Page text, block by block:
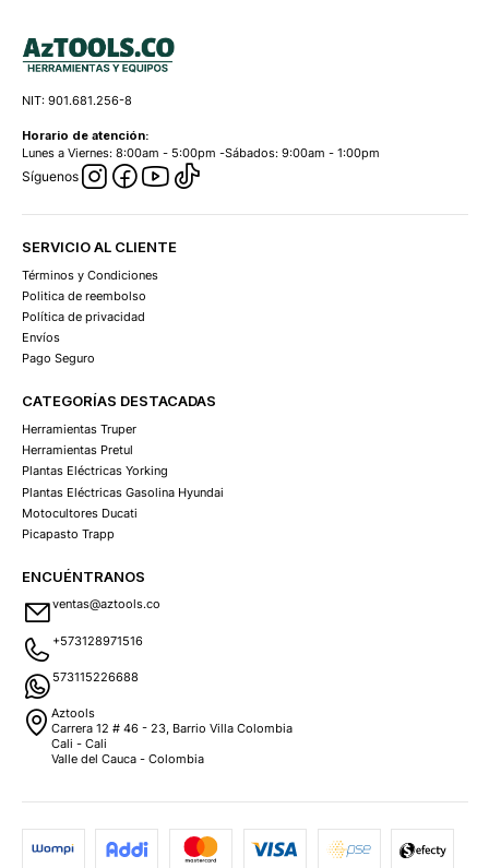
NIT: 901.681.256-8
Horario de atención:
Lunes a Viernes: 8:00am - 5:00pm -Sábados: 9:00am - 1:00pm
Síguenos
SERVICIO AL CLIENTE
Términos y Condiciones
Politica de reembolso
Política de privacidad
Envíos
Pago Seguro
CATEGORÍAS DESTACADAS
Herramientas Truper
Herramientas Pretul
Plantas Eléctricas Yorking
Plantas Eléctricas Gasolina Hyundai
Motocultores Ducati
Picapasto Trapp
ENCUÉNTRANOS
ventas@aztools.co
+573128971516
573115226688
Aztools
Carrera 12 # 46 - 23, Barrio Villa Colombia
Cali - Cali
Valle del Cauca - Colombia